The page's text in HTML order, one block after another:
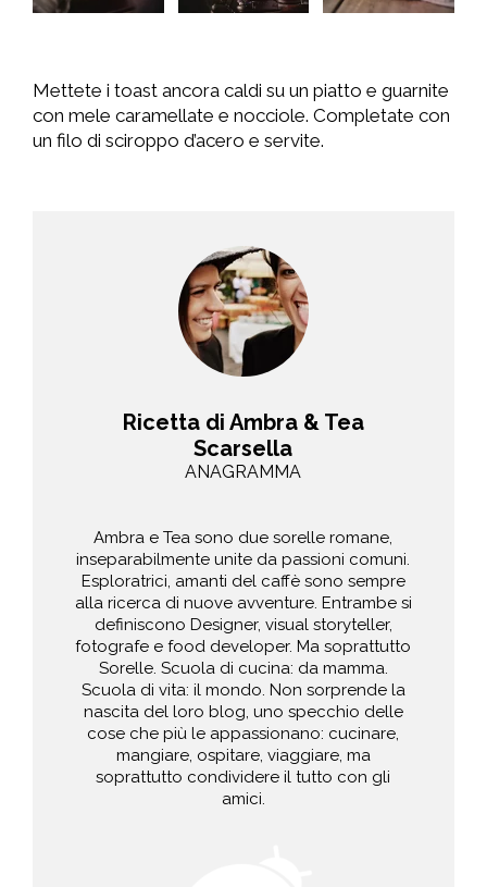
Mettete i toast ancora caldi su un piatto e guarnite
con mele caramellate e nocciole. Completate con
un filo di sciroppo d’acero e servite.
Ricetta di Ambra & Tea
Scarsella
ANAGRAMMA
Ambra e Tea sono due sorelle romane,
inseparabilmente unite da passioni comuni.
Esploratrici, amanti del caffè sono sempre
alla ricerca di nuove avventure. Entrambe si
definiscono Designer, visual storyteller,
fotografe e food developer. Ma soprattutto
Sorelle. Scuola di cucina: da mamma.
Scuola di vita: il mondo. Non sorprende la
nascita del loro blog, uno specchio delle
cose che più le appassionano: cucinare,
mangiare, ospitare, viaggiare, ma
soprattutto condividere il tutto con gli
amici.